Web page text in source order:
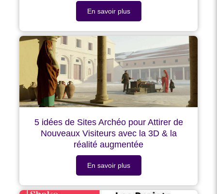
En savoir plus
5 idées de Sites Archéo pour Attirer de
Nouveaux Visiteurs avec la 3D & la
réalité augmentée
En savoir plus